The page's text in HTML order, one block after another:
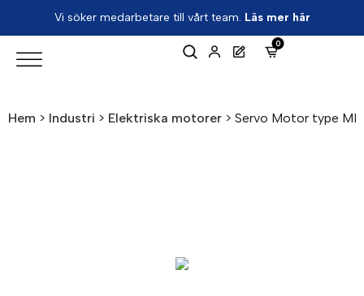
Vi söker medarbetare till vårt team. Läs mer här
0
Hem > Industri > Elektriska motorer > Servo Motor type